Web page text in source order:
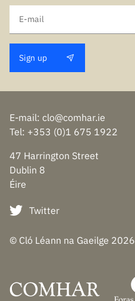
Sign up
E-mail: clo@comhar.ie
Tel: +353 (0)1 675 1922
47 Harrington Street
Dublin 8
Éire
Twitter
© Cló Léann na Gaeilge 2026